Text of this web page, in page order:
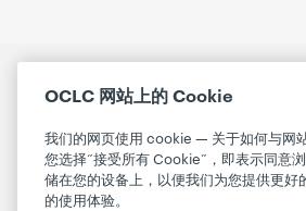
探讨您的
动
联系我们
OCLC 网站上的 Cookie
我们的网页使用 cookie — 关于如何与网站
您选择“接受所有 Cookie”，即表示同意
储在您的设备上，以便我们为您提供更好
的使用体验。